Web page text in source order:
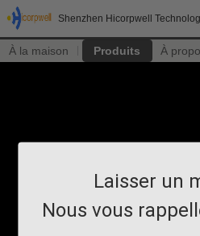
Shenzhen Hicorpwell
À la maison Produits À
Laisser un
Nous vous